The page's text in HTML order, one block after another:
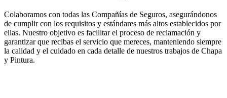
Colaboramos con todas las Compañías de Seguros, asegurándonos
de cumplir con los requisitos y estándares más altos establecidos por
ellas. Nuestro objetivo es facilitar el proceso de reclamación y
garantizar que recibas el servicio que mereces, manteniendo siempre
la calidad y el cuidado en cada detalle de nuestros trabajos de Chapa
y Pintura.